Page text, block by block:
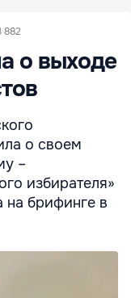
882
о выходе
о своем
–
избирателя»
на брифинге в